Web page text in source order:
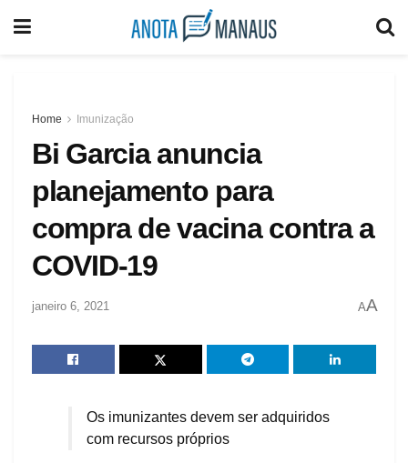
Home Imunização
Bi Garcia anuncia
planejamento para
compra de vacina contra a
COVID-19
janeiro 6, 2021 AA
Os imunizantes devem ser adquiridos
com recursos próprios